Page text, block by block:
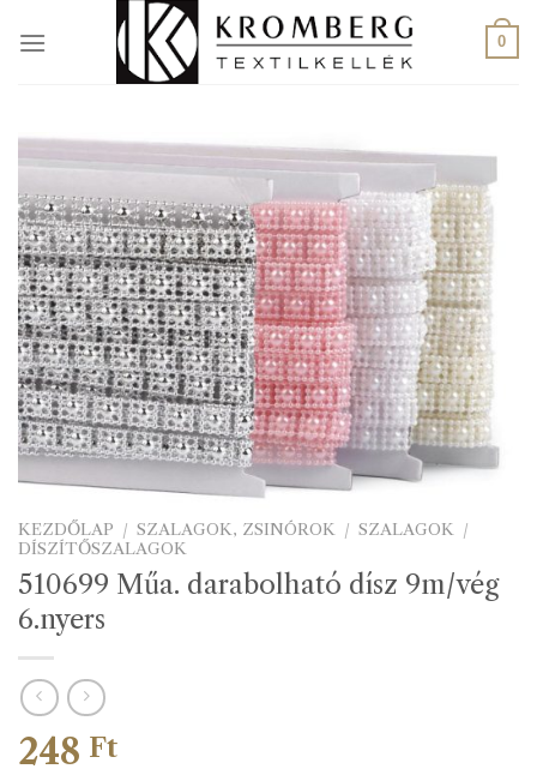
0
KEZDŐLAP / SZALAGOK, ZSINÓROK / SZALAGOK /
DÍSZÍTŐSZALAGOK
510699 Műa. darabolható dísz 9m/vég
6.nyers
248 Ft